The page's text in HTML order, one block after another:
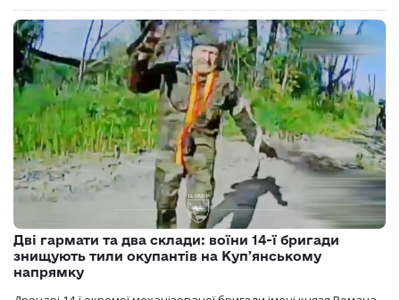
Дві гармати та два склади: воїни 14-ї бригади
знищують тили окупантів на Купʼянському
напрямку